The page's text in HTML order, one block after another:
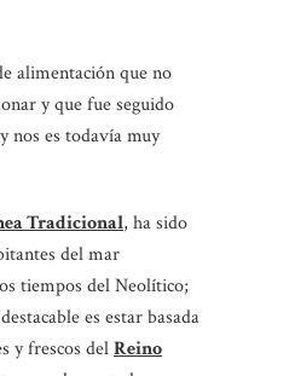
alimentación que no
y que fue seguido
nos es todavía muy
Tradicional, ha sido
del mar
tiempos del Neolítico;
es estar basada
y frescos delReino